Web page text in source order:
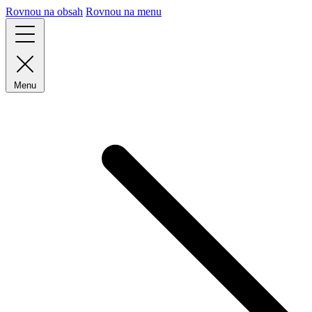
Rovnou na obsah Rovnou na menu
Menu